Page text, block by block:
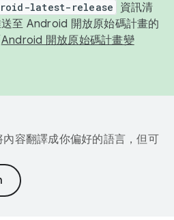
latest-release
資訊清
至 Android 開放原始碼計畫的
Android 開放原始碼計畫變
容翻譯成你偏好的語言，但可